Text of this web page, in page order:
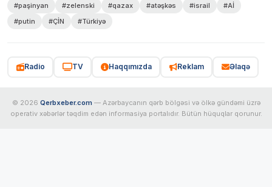
#paşinyan
#zelenski #qazax #atəşkəs #israil
#Aİ
#putin
#ÇİN #Türkiyə
Radio TV Haqqımızda Reklam Əlaqə
© 2026 Qerbxeber.com — Azərbaycanın qərb bölgəsi və ölkə gündəmi üzrə
operativ xəbərlər təqdim edən informasiya portalıdır. Bütün hüquqlar qorunur.